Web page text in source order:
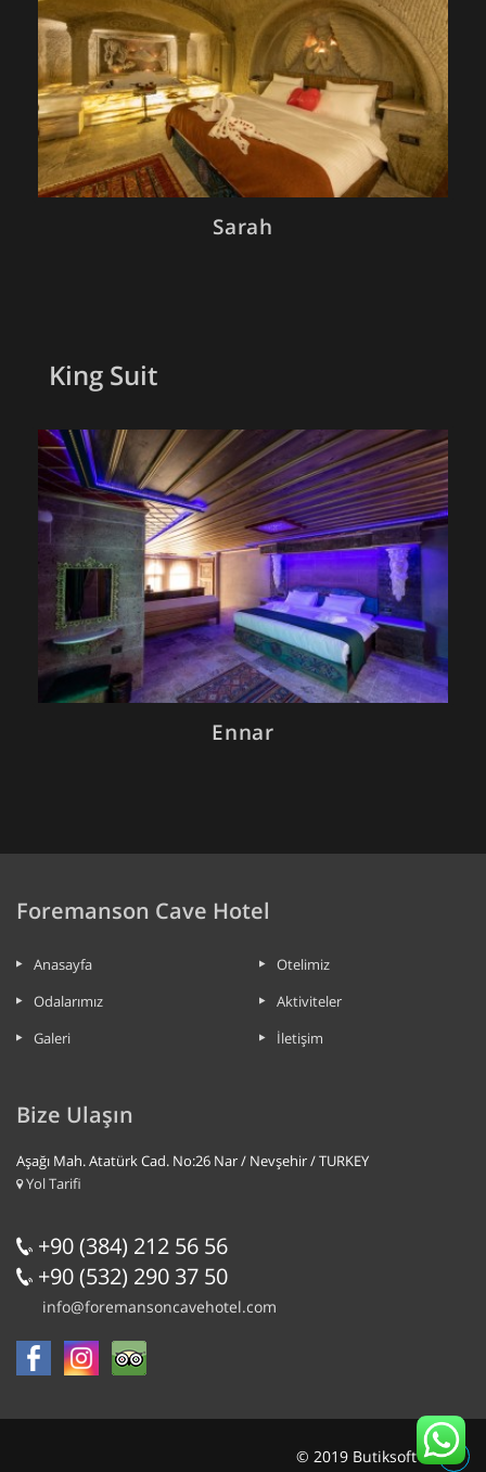
Sarah
King Suit
Ennar
Foremanson Cave Hotel
Anasayfa
Otelimiz
Odalarımız
Aktiviteler
Galeri
İletişim
Bize Ulaşın
Aşağı Mah. Atatürk Cad. No:26 Nar / Nevşehir / TURKEY
Yol Tarifi
+90 (384) 212 56 56
+90 (532) 290 37 50
info@foremansoncavehotel.com
© 2019 Butiksoft